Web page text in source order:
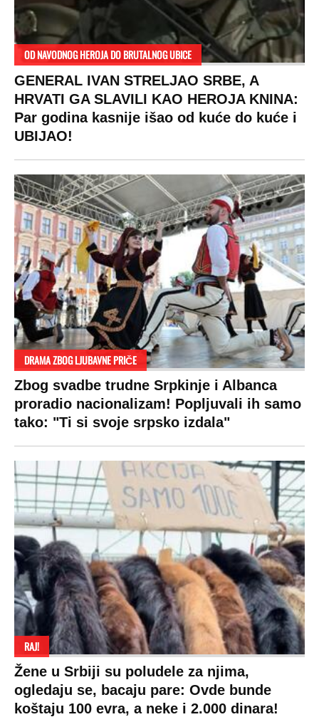
OD NAVODNOG HEROJA DO BRUTALNOG UBICE
GENERAL IVAN STRELJAO SRBE, A
HRVATI GA SLAVILI KAO HEROJA KNINA:
Par godina kasnije išao od kuće do kuće i
UBIJAO!
DRAMA ZBOG LJUBAVNE PRIČE
Zbog svadbe trudne Srpkinje i Albanca
proradio nacionalizam! Popljuvali ih samo
tako: "Ti si svoje srpsko izdala"
RAJ!
Žene u Srbiji su poludele za njima,
ogledaju se, bacaju pare: Ovde bunde
koštaju 100 evra, a neke i 2.000 dinara!